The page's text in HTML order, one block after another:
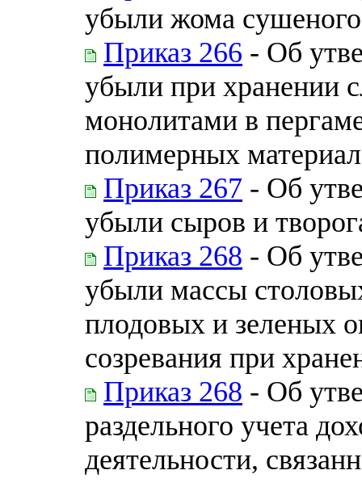
убыли жома сушеного
Приказ 266 - Об
убыли при хранении
монолитами в
полимерных
Приказ 267 - Об
убыли сыров и
Приказ 268 - Об
убыли массы
плодовых и зеленых
созревания при
Приказ 268 - Об
раздельного учета
деятельности,